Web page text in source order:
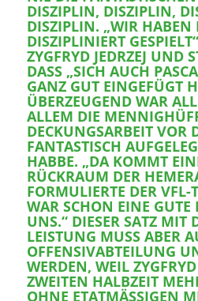
DISZIPLIN, DISZIPLIN,
DISZIPLIN. „WIR HABEN
DISZIPLINIERT
ZYGFRYD JEDRZEJ UND
DASS „SICH AUCH
GANZ GUT EINGEFÜGT
ÜBERZEUGEND WAR
ALLEM DIE
DECKUNGSARBEIT VOR
ANTASTISCH
ABBE. „DA KOMMT
ÜCKRAUM DER
ORMULIERTE DER VFL-
AR SCHON EINE GUTE
NS.“ DIESER SATZ MIT
EISTUNG MUSS ABER
FFENSIVABTEILUNG
ERDEN, WEIL ZYGFRYD
WEITEN HALBZEIT
HNE ETATMÄSSIGEN